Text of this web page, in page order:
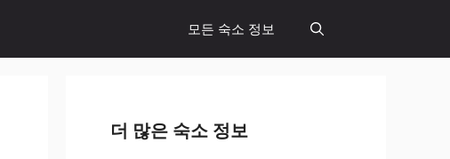
모든 숙소 정보
더 많은 숙소 정보